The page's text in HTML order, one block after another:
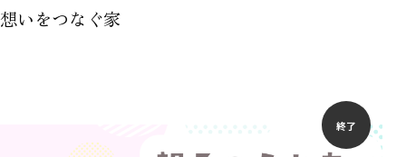
想いをつなぐ家
終了